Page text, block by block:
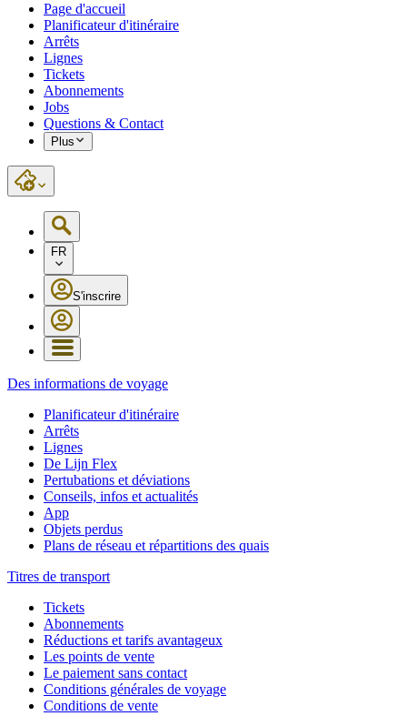
Page d'accueil
Planificateur d'itinéraire
Arrêts
Lignes
Tickets
Abonnements
Jobs
Questions & Contact
Plus
FR
S'inscrire
Des informations de voyage
Planificateur d'itinéraire
Arrêts
Lignes
De Lijn Flex
Pertubations et déviations
Conseils, infos et actualités
App
Objets perdus
Plans de réseau et répartitions des quais
Titres de transport
Tickets
Abonnements
Réductions et tarifs avantageux
Les points de vente
Le paiement sans contact
Conditions générales de voyage
Conditions de vente